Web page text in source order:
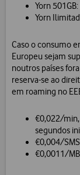
Yorn
Yorn
Caso o consumo
Europeu sejam
noutros países
reserva-se ao
em roaming no
€0,022/min,
segundos
€0,004/
€0,0011/